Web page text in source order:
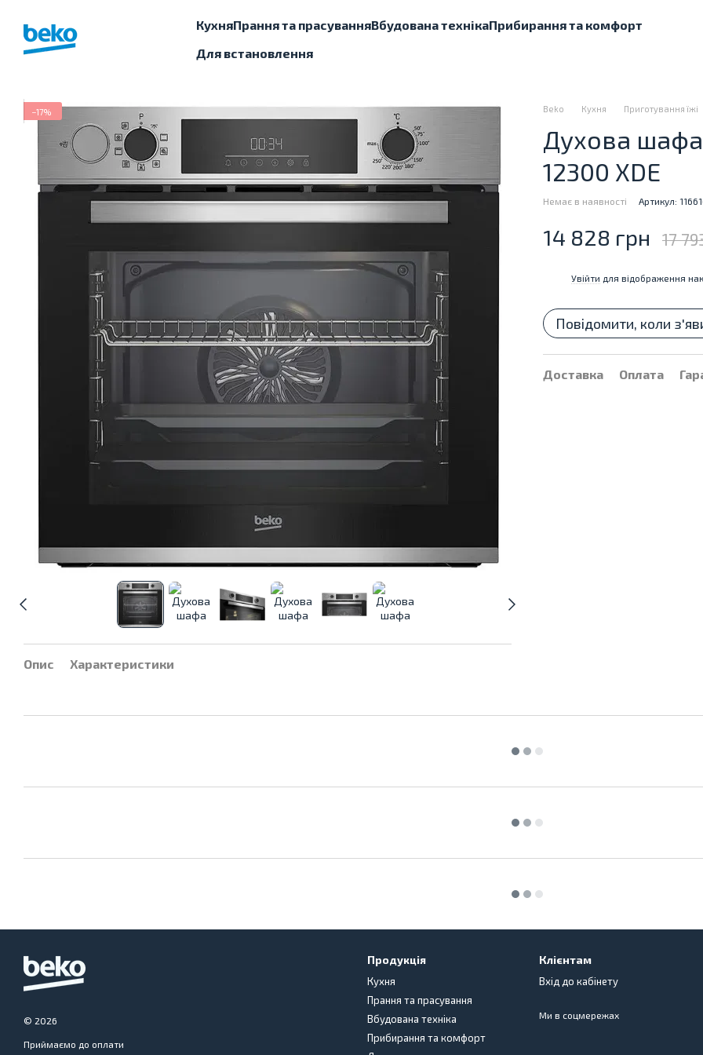
КухняПрання та прасуванняВбудована технікаПрибирання та комфорт
Для встановлення
−17%
Опис Характеристики
Beko Кухня Приготування їжі
Духова шафа
12300 XDE
Немає в наявності Артикул:
14 828 грн 17
Увійти для відображення
Повідомити, коли
Доставка Оплата
© 2026
Приймаємо до оплати
Продукція
Кухня
Прання та прасування
Вбудована техніка
Прибирання та комфорт
Клієнтам
Вхід до кабінету
Ми в соцмережах